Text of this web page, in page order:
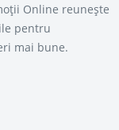
Online reunește
pentru
mai bune.